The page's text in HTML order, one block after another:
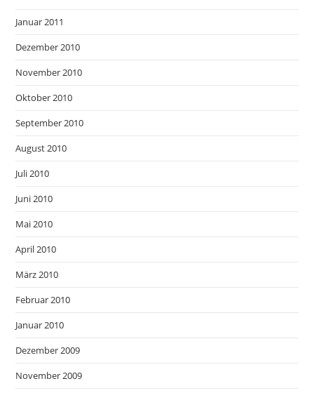
Januar 2011
Dezember 2010
November 2010
Oktober 2010
September 2010
August 2010
Juli 2010
Juni 2010
Mai 2010
April 2010
März 2010
Februar 2010
Januar 2010
Dezember 2009
November 2009